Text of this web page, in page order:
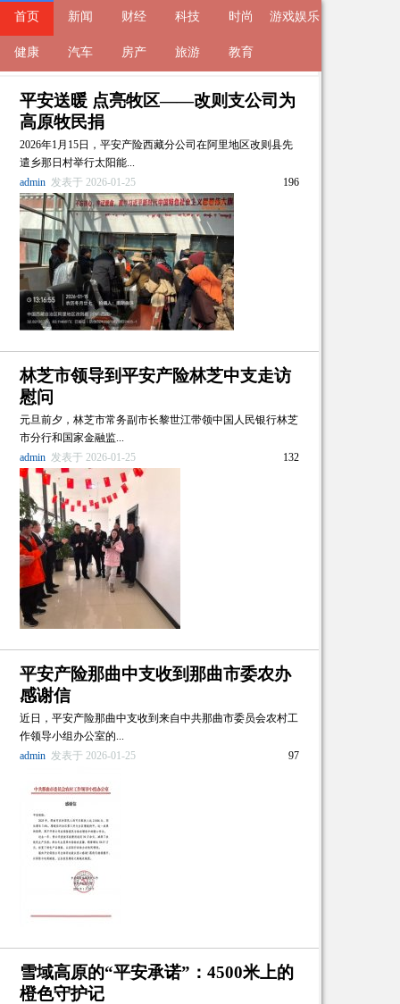
首页 新闻 财经 科技 时尚 游戏娱乐
健康 汽车 房产 旅游 教育
桂林甲天下
平安送暖 点亮牧区——改则支公司为
高原牧民捐
2026年1月15日，平安产险西藏分公司在阿里地区改则县先
遣乡那日村举行太阳能...
admin 发表于 2026-01-25 196
林芝市领导到平安产险林芝中支走访
慰问
元旦前夕，林芝市常务副市长黎世江带领中国人民银行林芝
市分行和国家金融监...
admin 发表于 2026-01-25 132
平安产险那曲中支收到那曲市委农办
感谢信
近日，平安产险那曲中支收到来自中共那曲市委员会农村工
作领导小组办公室的...
admin 发表于 2026-01-25 97
雪域高原的“平安承诺”：4500米上的
橙色守护记